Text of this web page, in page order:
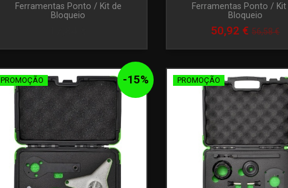
Ferramentas Ponto / Kit de
Bloqueio
Ferramentas Ponto / Kit
Bloqueio
50,92 €56,58 €
-15%
PROMOÇÃO PROMOÇÃO